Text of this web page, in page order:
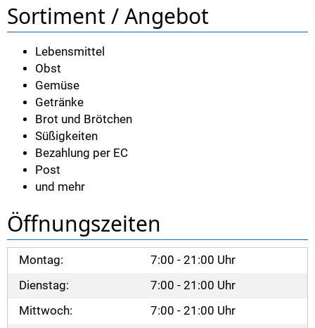
Sortiment / Angebot
Lebensmittel
Obst
Gemüse
Getränke
Brot und Brötchen
Süßigkeiten
Bezahlung per EC
Post
und mehr
Öffnungszeiten
Montag:
7:00 - 21:00 Uhr
Dienstag:
7:00 - 21:00 Uhr
Mittwoch:
7:00 - 21:00 Uhr